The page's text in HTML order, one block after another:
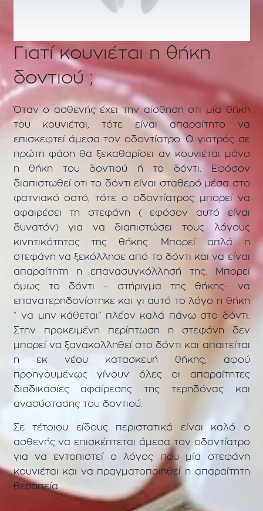
Γιατί κουνιέται η θήκη
δοντιού ;
Όταν ο ασθενής έχει την αίσθηση οτι μία θήκη
του κουνιέται, τότε είναι απαραίτητο να
επισκεφτεί άμεσα τον οδοντίατρο. Ο γιατρός σε
πρώτη φάση θα ξεκαθαρίσει αν κουνιέται μόνο
η θήκη του δοντιού ή το δόντι. Εφόσον
διαπιστωθεί οτι το δόντι είναι σταθερό μέσα στο
φατνιακό οστό, τότε ο οδοντίατρος μπορεί να
αφαιρέσει τη στεφάνη ( εφόσον αυτό είναι
δυνατόν) για να διαπιστώσει τους λόγους
κινητικότητας της θήκης. Μπορεί απλά η
στεφάνη να ξεκόλλησε από το δόντι και να είναι
απαραίτητη η επανασυγκόλλησή της. Μπορεί
όμως το δόντι – στήριγμα της θήκης- να
επανατερηδονίστηκε και γι αυτό το λόγο η θήκη
“ να μην κάθεται” πλέον καλά πάνω στο δόντι.
Στην προκειμένη περίπτωση η στεφάνη δεν
μπορεί να ξανακολληθεί στο δόντι και απαιτείται
η εκ νέου κατασκευή θήκης, αφού
προηγουμένως γίνουν όλες οι απαραίτητες
διαδικασίες αφαίρεσης της τερηδόνας και
ανασύστασης του δοντιού.
Σε τέτοιου είδους περιστατικά είναι καλό ο
ασθενής να επισκέπτεται άμεσα τον οδοντίατρο
για να εντοπιστεί ο λόγος που μία στεφάνη
κουνιέται και να πραγματοποιηθεί η απαραίτητη
θεραπεία.